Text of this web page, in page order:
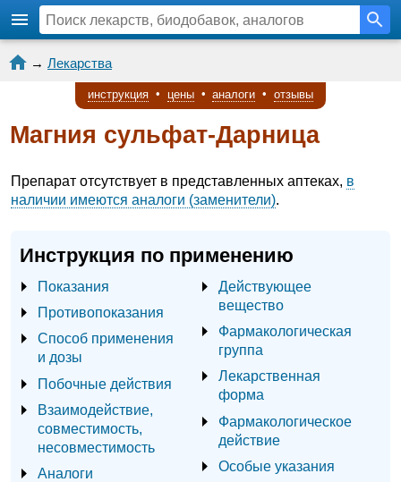
→ Лекарства
инструкция • цены • аналоги • отзывы
Магния сульфат-Дарница
Препарат отсутствует в представленных аптеках, в
наличии имеются аналоги (заменители).
Инструкция по применению
Показания
Противопоказания
Способ применения
и дозы
Побочные действия
Взаимодействие,
совместимость,
несовместимость
Аналоги
Действующее
вещество
Фармакологическая
группа
Лекарственная
форма
Фармакологическое
действие
Особые указания